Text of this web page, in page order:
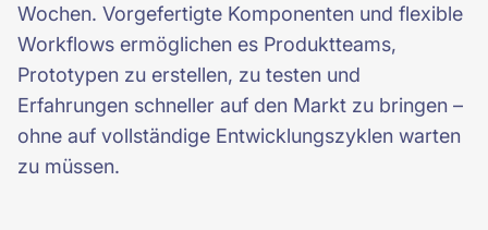
Wochen. Vorgefertigte Komponenten und flexible
Workflows ermöglichen es Produktteams,
Prototypen zu erstellen, zu testen und
Erfahrungen schneller auf den Markt zu bringen –
ohne auf vollständige Entwicklungszyklen warten
zu müssen.